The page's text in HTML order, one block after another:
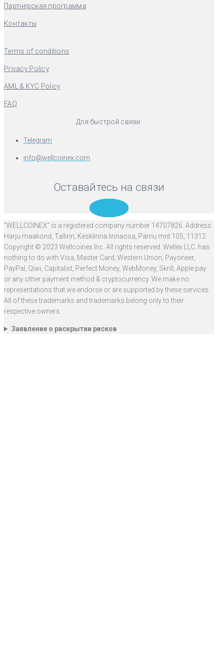
Партнерская программа
Контакты
Terms of conditions
Privacy Policy
AML & KYC Policy
FAQ
Для быстрой связи:
Telegram
info@wellcoinex.com
Оставайтесь на связи
“WELLCOINEX” is a registered company number 14707826. Address:
Harju maakond, Tallinn, Kesklinna linnaosa, Pärnu mnt 105, 11312.
Copyright © 2023 Wellcoinex Inc. All rights reserved. Wellex LLC. has
nothing to do with Visa, Master Card, Western Union, Payoneer,
PayPal, Qiwi, Capitalist, Perfect Money, WebMoney, Skrill, Apple pay
or any other payment method & cryptocurrency. We make no
representations that we endorse or are supported by these services.
All of these trademarks and trademarks belong only to their
respective owners.
Заявление о раскрытии рисков